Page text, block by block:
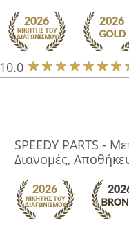
10.0
SPEEDY PARTS -
Διανομές,